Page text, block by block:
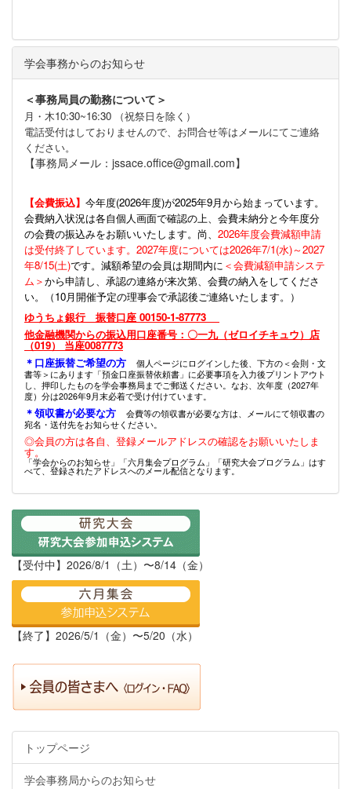
学会事務からのお知らせ
＜事務局員の勤務について＞
月・木10:30~16:30 （祝祭日を除く）
電話受付はしておりませんので、お問合せ等はメールにてご連絡
ください。
【事務局メール：jssace.office@gmail.com】
【会費振込】 今年度(2026年度)が2025年9月から始まっています。
会費納入状況は各自個人画面で確認の上、会費未納分と今年度分
の会費の振込みをお願いいたします。尚、 2026年度会費減額申請
は受付終了しています。2027年度については2026年7/1(水)～2027
年8/15(土)です。減額希望の会員は期間内に ＜会費減額申請システ
ム＞から申請し、承認の連絡が来次第、会費の納入をしてくださ
い。（10月開催予定の理事会で承認後ご連絡いたします。）
ゆうちょ銀行 振替口座 00150-1-87773
他金融機関からの振込用口座番号：〇一九（ゼロイチキュウ）店
（019） 当座0087773
＊口座振替ご希望の方
個人ページにログインした後、下方の＜会則・文
書等＞にあります「預金口座振替依頼書」に必要事項を入力後プリントアウト
し、押印したものを学会事務局までご郵送ください。なお、次年度（2027年
度）分は2026年9月末必着で受け付けています。
＊領収書が必要な方
会費等の領収書が必要な方は、メールにて領収書の
宛名・送付先をお知らせください。
◎会員の方は各自、登録メールアドレスの確認をお願いいたしま
す。
「学会からのお知らせ」「六月集会プログラム」「研究大会プログラム」はす
べて、登録されたアドレスへのメール配信となります。
【受付中】2026/8/1（土）〜8/14（金）
【終了】2026/5/1（金）〜5/20（水）
トップページ
学会事務局からのお知らせ